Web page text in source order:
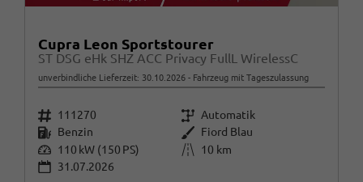
Cupra Leon Sportstourer
ST DSG eHk SHZ ACC Privacy FullL WirelessC
unverbindliche Lieferzeit: 30.10.2026 Fahrzeug mit Tageszulassung
Fahrzeugnr. 111270 Getriebe Automatik
Kraftstoff Benzin Außenfarbe Fiord Blau
Leistung 110 kW (150 PS) Kilometerstand
10 km
31.07.2026